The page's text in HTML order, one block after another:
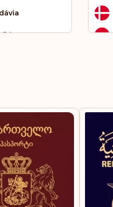
Helena
e Nevis
e Príncipe